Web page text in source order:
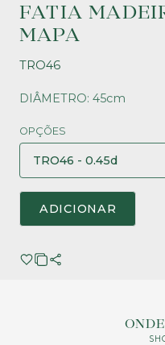
FATIA
MAPA
TRO46
DIÂMETRO: 45cm
OPÇÕES
ADICIONAR